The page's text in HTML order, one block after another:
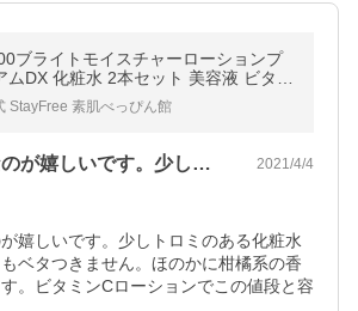
ブライトモイスチャーローションプ
粧水 2本セット 美容液 ビタミ
導体 100倍浸透型 濃密保湿 500ml コ
買
StayFree 素肌べっぴん館
安くて大容量なのが嬉しいです。少しトロ… 2021/4/4
嬉しいです。少しトロミのある化粧水
ベタつきません。ほのかに柑橘系の香
。ビタミンCローションでこの値段と容